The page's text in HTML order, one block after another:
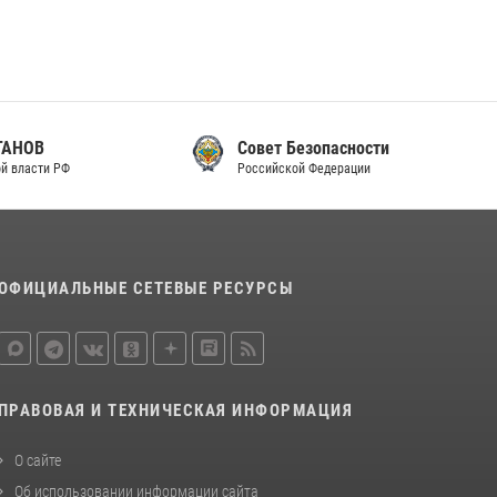
В Челябинске росгвардейцы задержали
скорой помощи (видео)
14 июля 2026, 12:20 1
Совет Безопасности
Российской Федерации
СЕТЕВЫЕ РЕСУРСЫ
ПРАВОВАЯ И ТЕХНИЧЕСКАЯ ИНФОРМАЦИЯ
О сайте
Об использовании информации сайта